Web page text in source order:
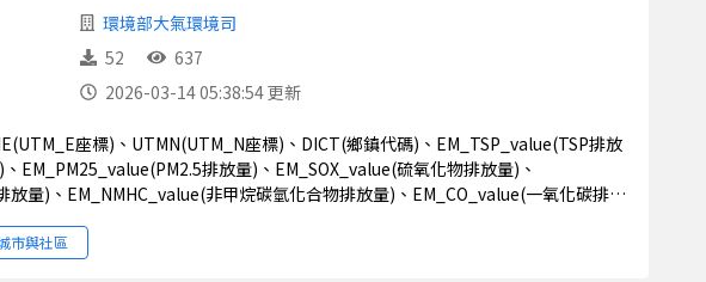
環境部大氣環境司
52
637
2026-03-14 05:38:54 更新
EM_PM25_value(PM2.5排放量)、EM_SOX_value(硫氧化物排放量)、
量)、EM_NMHC_value(非甲烷碳氫化合物排放量)、EM_CO_value(一氧化碳排放
市與社區